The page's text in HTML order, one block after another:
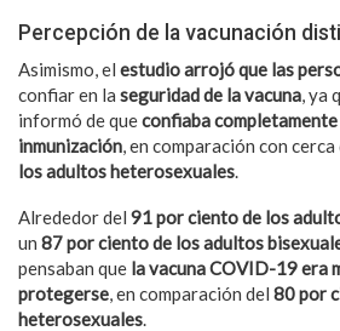
Percepción de la vacunación
Asimismo, el estudio arrojó que las
confiar en la seguridad de la vacuna, ya
informó de queconfiaba completamente
inmunización, en comparación con cerca
los adultos heterosexuales.
Alrededor del 91 por ciento de los
un 87 por ciento de los adultos
pensaban que la vacuna COVID-19 era
protegerse, en comparación del 80 por
heterosexuales.